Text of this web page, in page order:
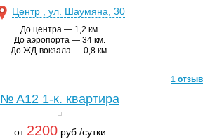
Центр , ул. Шаумяна, 30
До центра — 1,2 км.
До аэропорта — 34 км.
До ЖД-вокзала — 0,8 км.
1 отзыв
№ A12 1-к. квартира
от 2200руб./сутки